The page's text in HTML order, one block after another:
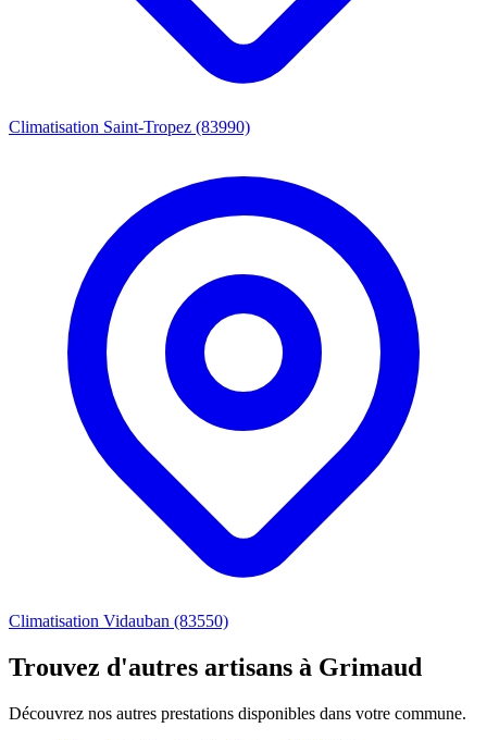
Climatisation Saint-Tropez (83990)
Climatisation Vidauban (83550)
Trouvez d'autres artisans à Grimaud
Découvrez nos autres prestations disponibles dans votre commune.